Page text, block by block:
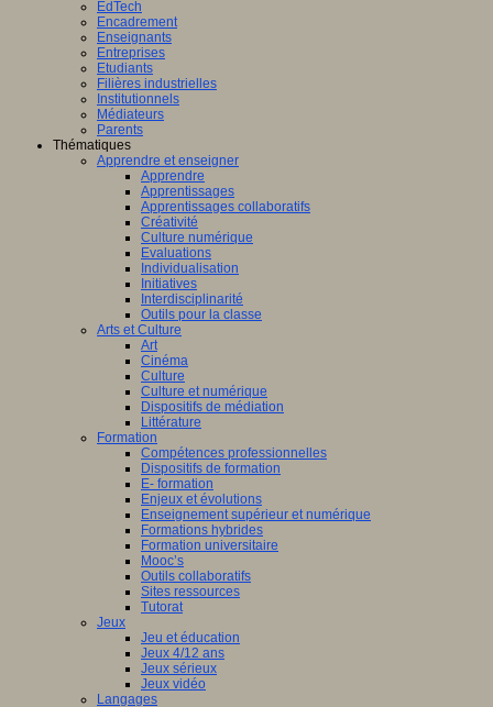
EdTech
Encadrement
Enseignants
Entreprises
Etudiants
Filières industrielles
Institutionnels
Médiateurs
Parents
Thématiques
Apprendre et enseigner
Apprendre
Apprentissages
Apprentissages collaboratifs
Créativité
Culture numérique
Evaluations
Individualisation
Initiatives
Interdisciplinarité
Outils pour la classe
Arts et Culture
Art
Cinéma
Culture
Culture et numérique
Dispositifs de médiation
Littérature
Formation
Compétences professionnelles
Dispositifs de formation
E- formation
Enjeux et évolutions
Enseignement supérieur et numérique
Formations hybrides
Formation universitaire
Mooc’s
Outils collaboratifs
Sites ressources
Tutorat
Jeux
Jeu et éducation
Jeux 4/12 ans
Jeux sérieux
Jeux vidéo
Langages